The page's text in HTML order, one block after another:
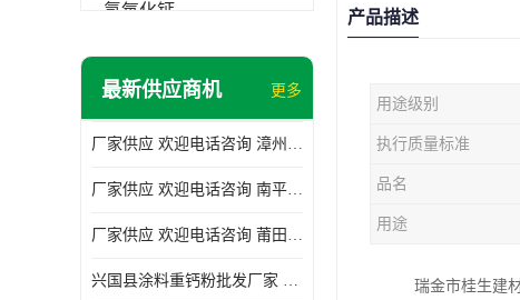
氢氧化钙
氧化钙
最新供应商机 更多
厂家供应 欢迎电话咨询 漳州活性重钙粉
厂家供应 欢迎电话咨询 南平活性重钙粉批发厂
厂家供应 欢迎电话咨询 莆田高白度重钙粉厂家
兴国县涂料重钙粉批发厂家 厂家供应 欢迎电话咨询
产品描述
用途级别
执行质量标准
品名
用途
瑞金市桂生建